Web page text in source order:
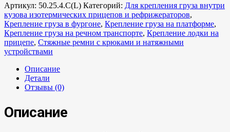
Артикул: 50.25.4.С(L) Категорий: Для крепления груза внутри
кузова изотермических прицепов и рефрижераторов,
Крепление груза в фургоне, Крепление груза на платформе,
Крепление груза на речном транспорте, Крепление лодки на
прицепе, Стяжные ремни с крюками и натяжными
устройствами
Описание
Детали
Отзывы (0)
Описание